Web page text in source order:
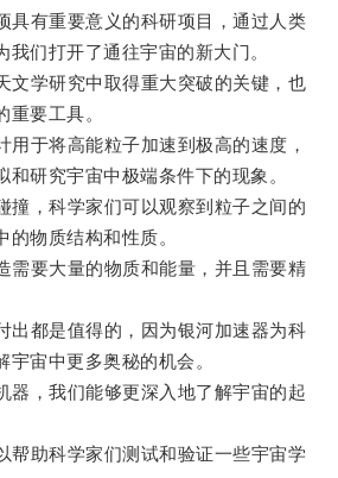
有重要意义的科研项目，通过人类
我们打开了通往宇宙的新大门。
学研究中取得重大突破的关键，也
重要工具。
于将高能粒子加速到极高的速度，
和研究宇宙中极端条件下的现象。
，科学家们可以观察到粒子之间的
物质结构和性质。
要大量的物质和能量，并且需要精
都是值得的，因为银河加速器为科
宙中更多奥秘的机会。
，我们能够更深入地了解宇宙的起
助科学家们测试和验证一些宇宙学